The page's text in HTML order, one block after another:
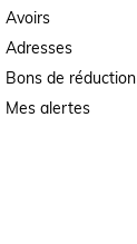
Avoirs
Adresses
Bons de réduction
Mes alertes